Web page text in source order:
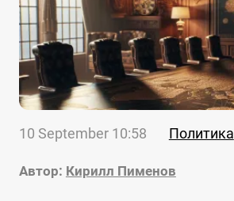
10 September 10:58 Политика
Автор: Кирилл Пименов